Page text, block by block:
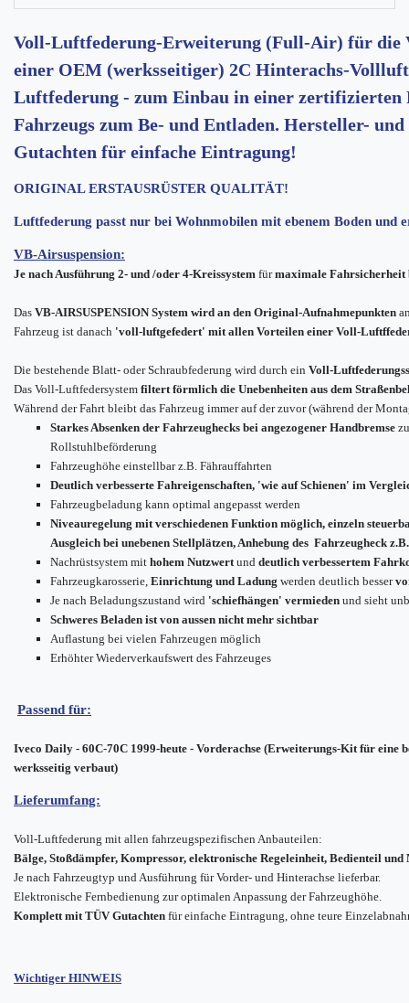
Voll-Luftfederung-Erweiterung (Full-Air) für die
einer OEM (werksseitiger) 2C Hinterachs-
Luftfederung - zum Einbau in einer zertifizierten
Fahrzeugs zum Be- und Entladen. Hersteller-
Gutachten für einfache Eintragung!
ORIGINAL ERSTAUSRÜSTER QUALITÄT!
Luftfederung passt nur bei Wohnmobilen mit ebenem Boden und
VB-Airsuspension:
Je nach Ausführung 2- und /oder 4-Kreissystem fürmaximale Fahrsicherheit
Das VB-AIRSUSPENSION System wird an den Original-Aufnahmepunkten
Fahrzeug ist danach 'voll-luftgefedert' mit allen Vorteilen einer Voll-
Die bestehende Blatt- oder Schraubfederung wird durch ein Voll-
Das Voll-Luftfedersystem filtert förmlich die Unebenheiten aus dem
Während der Fahrt bleibt das Fahrzeug immer auf der zuvor (während der
Starkes Absenken der Fahrzeughecks bei angezogener Handbremse
Rollstuhlbeförderung
Fahrzeughöhe einstellbar z.B. Fährauffahrten
Deutlich verbesserte Fahreigenschaften, 'wie auf Schienen' im
Fahrzeugbeladung kann optimal angepasst werden
Niveauregelung mit verschiedenen Funktion möglich, einzeln
Ausgleich bei unebenen Stellplätzen, Anhebung des Fahrzeugheck
Nachrüstsystem mit hohem Nutzwert und deutlich verbessertem
Fahrzeugkarosserie, Einrichtung und Ladung werden deutlich besser
Je nach Beladungszustand wird 'schiefhängen' vermieden und sieht
Schweres Beladen ist von aussen nicht mehr sichtbar
Auflastung bei vielen Fahrzeugen möglich
Erhöhter Wiederverkaufswert des Fahrzeuges
Passend für:
Iveco Daily - 60C-70C 1999-heute - Vorderachse (Erweiterungs-Kit für eine
werksseitig verbaut)
Lieferumfang:
Voll-Luftfederung mit allen fahrzeugspezifischen Anbauteilen:
Bälge, Stoßdämpfer, Kompressor, elektronische Regeleinheit, Bedienteil und
Je nach Fahrzeugtyp und Ausführung für Vorder- und Hinterachse lieferbar.
Elektronische Fernbedienung zur optimalen Anpassung der Fahrzeughöhe.
Komplett mit TÜV Gutachten für einfache Eintragung, ohne teure
Wichtiger HINWEIS